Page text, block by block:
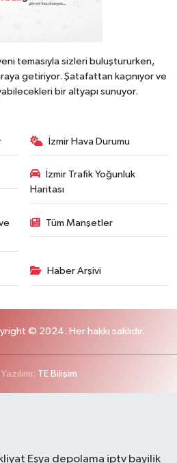
temasıyla sizleri buluştururken,
getiriyor. Şatafattan kaçınıyor ve
bir altyapı sunuyor.
İzmir Hava Durumu
İzmir Trafik Yoğunluk
Haritası
Tüm Manşetler
Haber Arşivi
© 2024. Her hakkı saklıdır.
TE Bilişim
Eşya depolama iptv bayilik